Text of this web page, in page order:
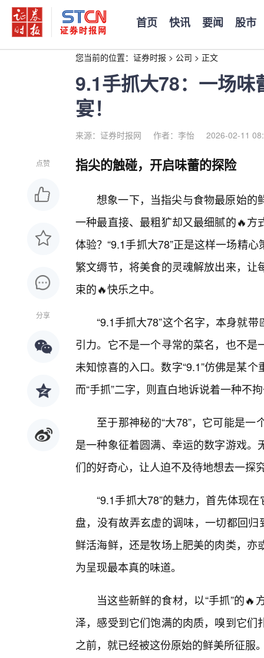
首页 快讯 要闻 股市
您当前的位置： 证券时报 > 公司 > 正文
9.1手抓大78：一场
宴！
来源：证券时报网 作者：李怡 2026-02-11
点赞
分享
指尖的触碰，开启味蕾的探险
想象一下，当指尖与食物最原始的
一种最直接、最粗犷却又最细腻的🔥
体验？“9.1手抓大78”正是这样一场精
繁文缛节，将美食的灵魂解放出来，
束的🔥快乐之中。
“9.1手抓大78”这个名字，本身就
引力。它不是一个寻常的菜名，也不
未知惊喜的入口。数字“9.1”仿佛是某
而“手抓”二字，则直白地诉说着一种不
至于那神秘的“大78”，它可能是
是一种象征着圆满、幸运的数字游戏
们的好奇心，让人迫不及待地想去一探
“9.1手抓大78”的魅力，首先体现
盘，没有故弄玄虚的调味，一切都回
鲜活海鲜，还是牧场上肥美的肉类，
为呈现最本真的味道。
当这些新鲜的食材，以“手抓”的
泽，感受到它们饱满的肉质，嗅到它
之前，就已经被这份原始的鲜美所征服